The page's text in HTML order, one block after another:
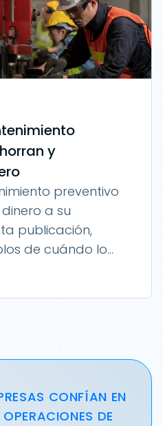
y
preventivo
a su
publicación,
de cuándo lo...
CONFÍAN EN
DE